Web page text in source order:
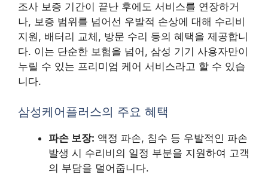
조사 보증 기간이 끝난 후에도 서비스를 연장하거
나, 보증 범위를 넘어선 우발적 손상에 대해 수리비
지원, 배터리 교체, 방문 수리 등의 혜택을 제공합니
다. 이는 단순한 보험을 넘어, 삼성 기기 사용자만이
누릴 수 있는 프리미엄 케어 서비스라고 할 수 있습
니다.
삼성케어플러스의 주요 혜택
파손 보장: 액정 파손, 침수 등 우발적인 파손
발생 시 수리비의 일정 부분을 지원하여 고객
의 부담을 덜어줍니다.